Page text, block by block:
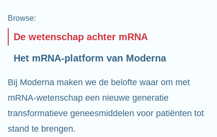
Browse:
De wetenschap achter mRNA
Het mRNA-platform van Moderna
Bij Moderna maken we de belofte waar om met
mRNA-wetenschap een nieuwe generatie
transformatieve geneesmiddelen voor patiënten tot
stand te brengen.